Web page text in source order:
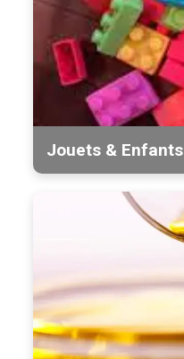
Jouets & Enfants